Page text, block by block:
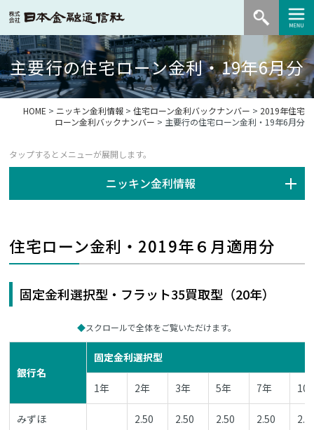
主要行の住宅ローン金利・19年6月分
HOME > ニッキン金利情報> 住宅ローン金利バックナンバー > 2019年住宅
ローン金利バックナンバー > 主要行の住宅ローン金利・19年6月分
ニッキン金利情報
住宅ローン金利・2019年６月適用分
固定金利選択型・フラット35買取型（20年）
スクロールで全体をご覧いただけます。
銀行名
固定金利選択型
1年 2年 3年 5年 7年 10
みずほ 2.50 2.50 2.50 2.50